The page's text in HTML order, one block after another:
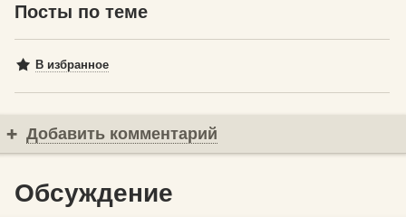
Посты по теме
В избранное
Добавить комментарий
Обсуждение